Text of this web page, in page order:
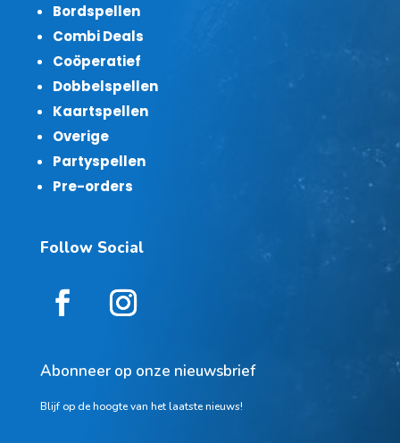
Bordspellen
Combi Deals
Coöperatief
Dobbelspellen
Kaartspellen
Overige
Partyspellen
Pre-orders
Follow Social
Abonneer op onze nieuwsbrief
Blijf op de hoogte van het laatste nieuws!